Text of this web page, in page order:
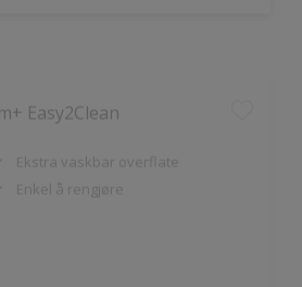
Ekstra vaskbar overflate
Enkel å rengjøre